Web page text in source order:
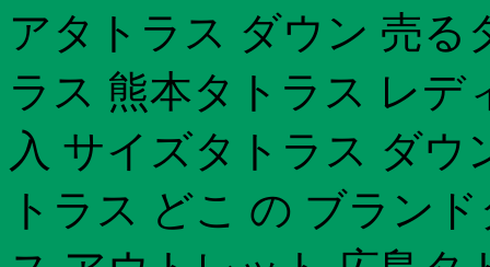
アタトラス ダウン 売る
ラス 熊本タトラス レデ
入 サイズタトラス ダウ
トラス どこ の ブラン